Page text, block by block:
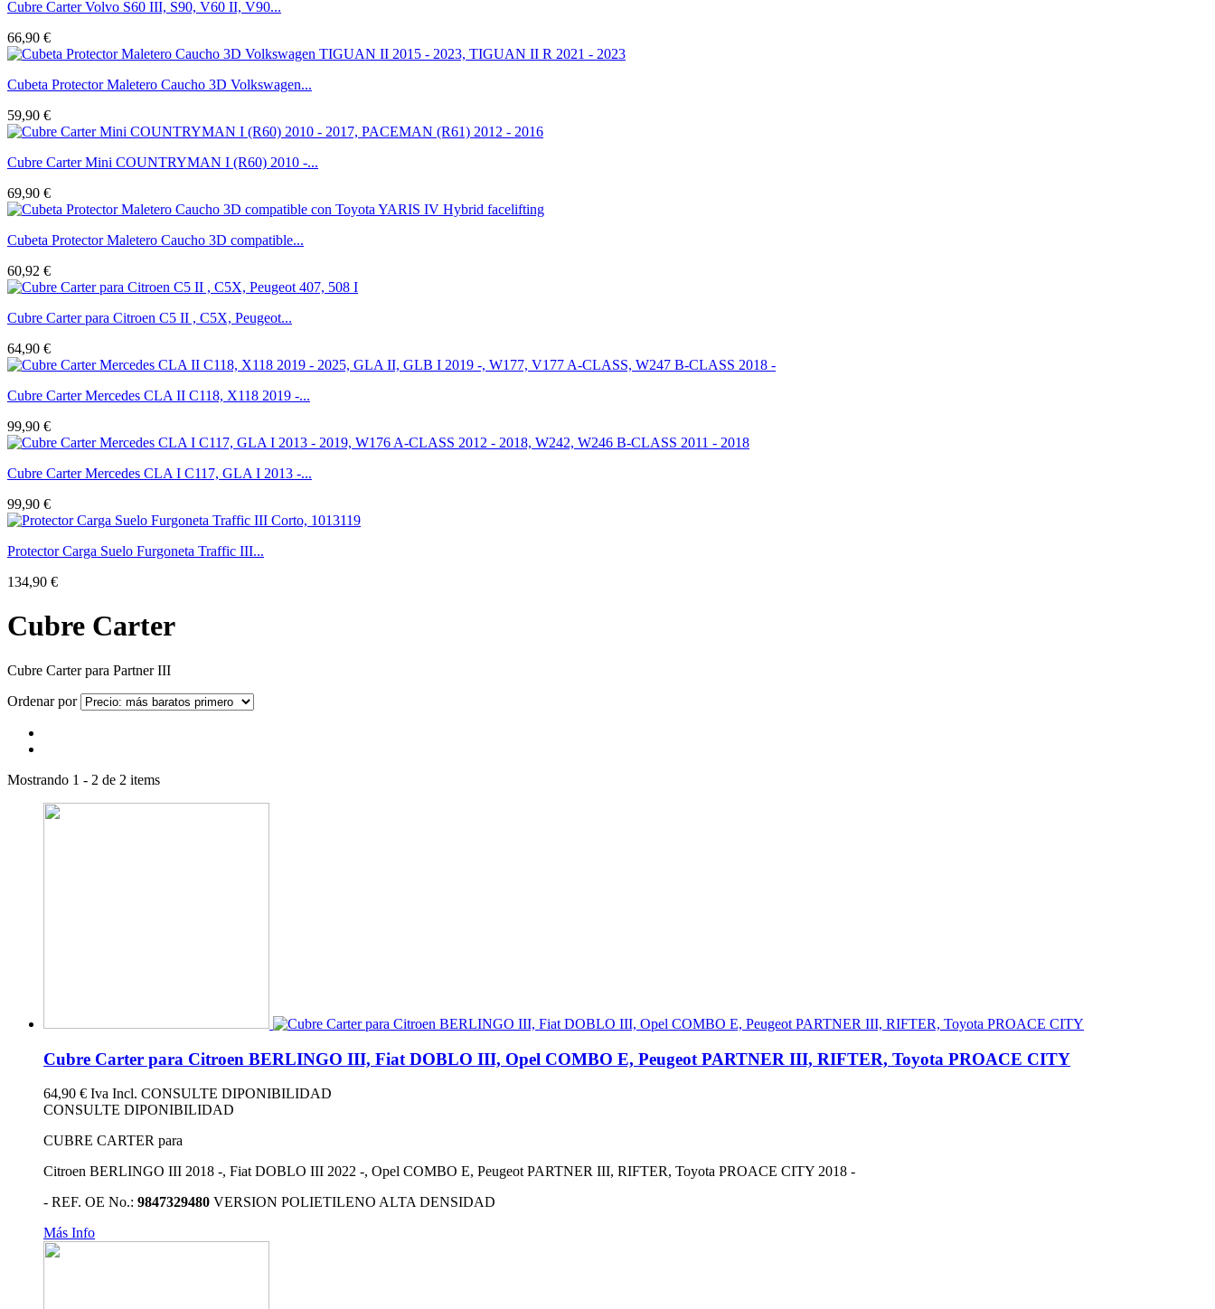
Cubre Carter Volvo S60 III, S90, V60 II, V90...
66,90 €
Cubeta Protector Maletero Caucho 3D Volkswagen...
59,90 €
Cubre Carter Mini COUNTRYMAN I (R60) 2010 -...
69,90 €
Cubeta Protector Maletero Caucho 3D compatible...
60,92 €
Cubre Carter para Citroen C5 II , C5X, Peugeot...
64,90 €
Cubre Carter Mercedes CLA II C118, X118 2019 -...
99,90 €
Cubre Carter Mercedes CLA I C117, GLA I 2013 -...
99,90 €
Protector Carga Suelo Furgoneta Traffic III...
134,90 €
Cubre Carter
Cubre Carter para Partner III
Ordenar por
Mostrando 1 - 2 de 2 items
Cubre Carter para Citroen BERLINGO III, Fiat DOBLO III, Opel COMBO E, Peugeot PARTNER III, RIFTER, Toyota PROACE CITY
64,90 € Iva Incl. CONSULTE DIPONIBILIDAD
CONSULTE DIPONIBILIDAD
CUBRE CARTER para
Citroen BERLINGO III 2018 -, Fiat DOBLO III 2022 -, Opel COMBO E, Peugeot PARTNER III, RIFTER, Toyota PROACE CITY 2018 -
- REF. OE No.: 9847329480 VERSION POLIETILENO ALTA DENSIDAD
Más Info